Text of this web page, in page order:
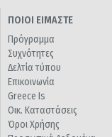
ΠΟΙΟΙ ΕΙΜΑΣΤΕ
Πρόγραμμα
Συχνότητες
Δελτία τύπου
Επικοινωνία
Greece Is
Οικ. Καταστάσεις
Όροι Χρήσης